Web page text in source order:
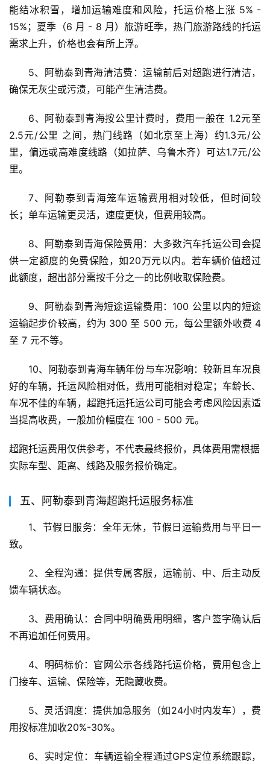
能结冰积雪，增加运输难度和风险，托运价格上涨 5% -
15%；夏季（6 月 - 8 月）旅游旺季，热门旅游路线的托运
需求上升，价格也会有所上浮。
5、阿勒泰到青海清洁费：运输前后对超跑进行清洁，
确保无灰尘或污渍，可能产生清洁费。
6、阿勒泰到青海按公里计费时，费用一般在 1.2元至
2.5元/公里 之间，热门线路（如北京至上海）约1.3元/公
里，偏远或高难度线路（如拉萨、乌鲁木齐）可达1.7元/公
里。
7、阿勒泰到青海笼车运输费用相对较低，但时间较
长；单车运输更灵活，速度更快，但费用较高。
8、阿勒泰到青海保险费用：大多数汽车托运公司会提
供一定额度的免费保险，如20万元以内。若车辆价值超过
此额度，超出部分需按千分之一的比例收取保险费。
9、阿勒泰到青海短途运输费用：100 公里以内的短途
运输起步价较高，约为 300 至 500 元，每公里额外收费 4
至 7 元不等。
10、阿勒泰到青海车辆年份与车况影响：较新且车况良
好的车辆，托运风险相对低，费用可能相对稳定；车龄长、
车况不佳的车辆，超跑托运托运公司可能会考虑风险因素适
当提高收费，一般加价幅度在 100 - 500 元。
超跑托运费用仅供参考，不代表最终报价，具体费用需根据
实际车型、距离、线路及服务报价确定。
五、阿勒泰到青海超跑托运服务标准
1、节假日服务：全年无休，节假日运输费用与平日一
致。
2、全程沟通：提供专属客服，运输前、中、后主动反
馈车辆状态。
3、费用确认：合同中明确费用明细，客户签字确认后
不再追加任何费用。
4、明码标价：官网公示各线路托运价格，费用包含上
门接车、运输、保险等，无隐藏收费。
5、灵活调度：提供加急服务（如24小时内发车），费
用按标准加收20%-30%。
6、实时定位：车辆运输全程通过GPS定位系统跟踪，